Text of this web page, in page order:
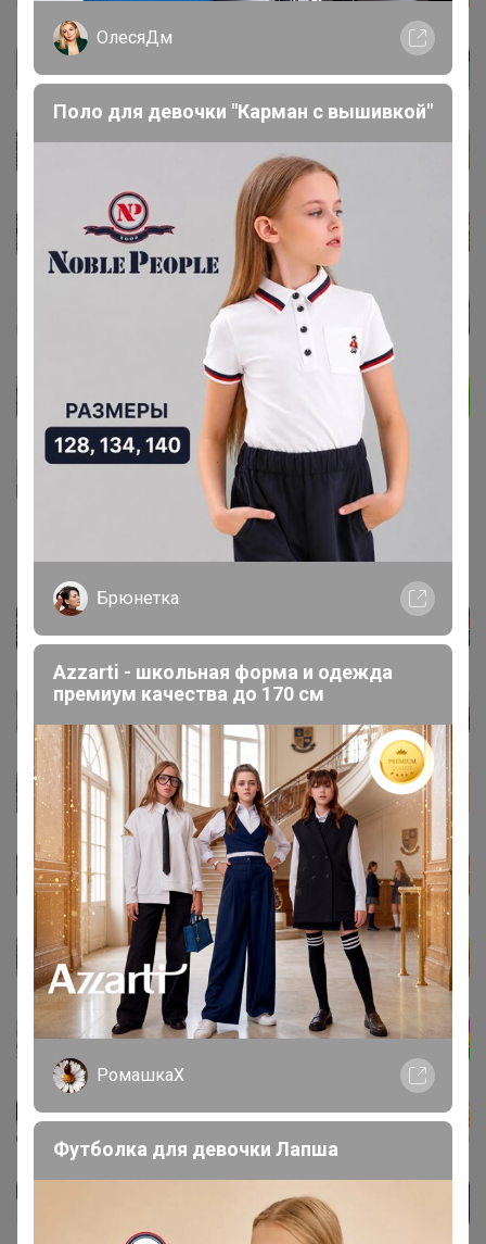
ОлесяДм
Поло для девочки "Карман с вышивкой"
Брюнетка
Azzarti - школьная форма и одежда
премиум качества до 170 см
РомашкаХ
Футболка для девочки Лапша